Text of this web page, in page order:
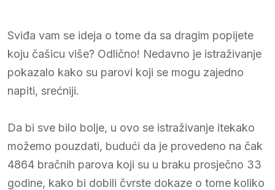
Sviđa vam se ideja o tome da sa dragim popijete
koju čašicu više? Odlično! Nedavno je istraživanje
pokazalo kako su parovi koji se mogu zajedno
napiti, srećniji.
Da bi sve bilo bolje, u ovo se istraživanje itekako
možemo pouzdati, budući da je provedeno na čak
4864 bračnih parova koji su u braku prosječno 33
godine, kako bi dobili čvrste dokaze o tome koliko